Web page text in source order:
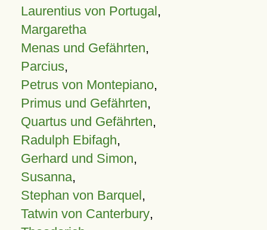
Laurentius von Portugal,
Margaretha
Menas und Gefährten,
Parcius,
Petrus von Montepiano,
Primus und Gefährten,
Quartus und Gefährten,
Radulph Ebifagh,
Gerhard und Simon,
Susanna,
Stephan von Barquel,
Tatwin von Canterbury,